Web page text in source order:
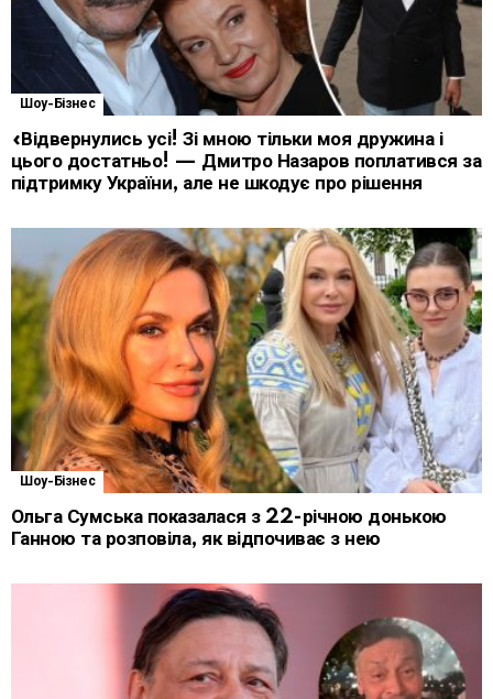
Шоу-Бізнес
«Відвернулись усі! Зі мною тільки моя дружина і
цього достатньо! — Дмитро Назаров поплатився за
підтримку України, але не шкодує про рішення
Шоу-Бізнес
Ольга Сумська показалася з 22-річною донькою
Ганною та розповіла, як відпочиває з нею